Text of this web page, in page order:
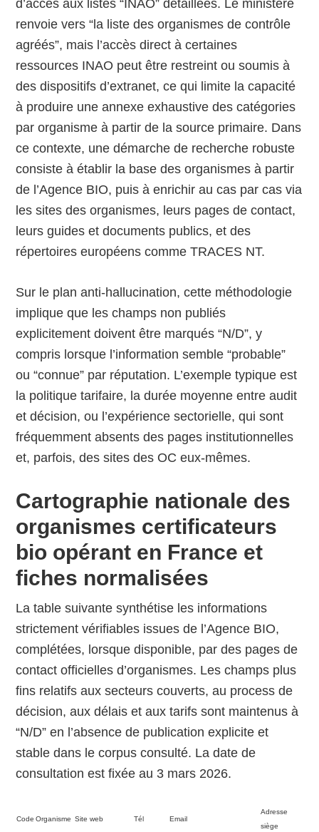
d’accès aux listes “INAO” détaillées. Le ministère
renvoie vers “la liste des organismes de contrôle
agréés”, mais l’accès direct à certaines
ressources INAO peut être restreint ou soumis à
des dispositifs d’extranet, ce qui limite la capacité
à produire une annexe exhaustive des catégories
par organisme à partir de la source primaire. Dans
ce contexte, une démarche de recherche robuste
consiste à établir la base des organismes à partir
de l’Agence BIO, puis à enrichir au cas par cas via
les sites des organismes, leurs pages de contact,
leurs guides et documents publics, et des
répertoires européens comme TRACES NT.
Sur le plan anti-hallucination, cette méthodologie
implique que les champs non publiés
explicitement doivent être marqués “N/D”, y
compris lorsque l’information semble “probable”
ou “connue” par réputation. L’exemple typique est
la politique tarifaire, la durée moyenne entre audit
et décision, ou l’expérience sectorielle, qui sont
fréquemment absents des pages institutionnelles
et, parfois, des sites des OC eux-mêmes.
Cartographie nationale des
organismes certificateurs
bio opérant en France et
fiches normalisées
La table suivante synthétise les informations
strictement vérifiables issues de l’Agence BIO,
complétées, lorsque disponible, par des pages de
contact officielles d’organismes. Les champs plus
fins relatifs aux secteurs couverts, au process de
décision, aux délais et aux tarifs sont maintenus à
“N/D” en l’absence de publication explicite et
stable dans le corpus consulté. La date de
consultation est fixée au 3 mars 2026.
Code Organisme Site web Tél Email
Adresse
siège